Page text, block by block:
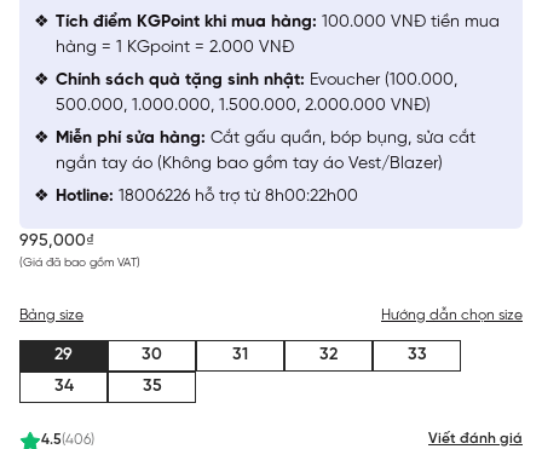
995,000₫
(Giá đã bao gồm VAT)
4.5(406) Viết đánh giá
Bảng size Hướng dẫn chọn size
29 30 31 32
33
34
35
Tích điểm KGPoint khi mua hàng: 100.000 VNĐ tiền mua
hàng = 1 KGpoint = 2.000 VNĐ
Chính sách quà tặng sinh nhật: Evoucher (100.000,
500.000, 1.000.000, 1.500.000, 2.000.000 VNĐ)
Miễn phí sửa hàng: Cắt gấu quần, bóp bụng, sửa cắt
ngắn tay áo (Không bao gồm tay áo Vest/Blazer)
Hotline: 18006226 hỗ trợ từ 8h00:22h00